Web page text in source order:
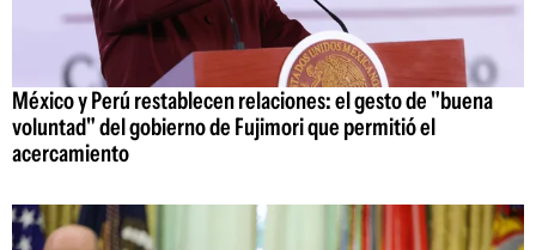
México y Perú restablecen relaciones: el gesto de "buena
voluntad" del gobierno de Fujimori que permitió el
acercamiento